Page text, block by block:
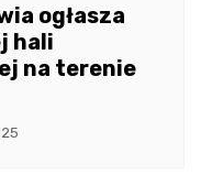
ogłasza
hali
na terenie